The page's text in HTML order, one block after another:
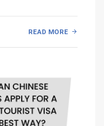
READ MORE